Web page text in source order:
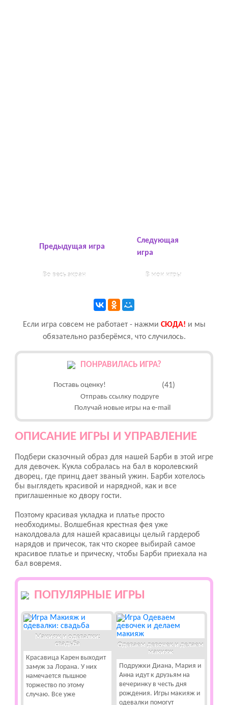
Предыдущая игра
Во весь экран В мои игры
Следующая
игра
Если игра совсем не работает - нажми CЮДА! и мы
обязательно разберёмся, что случилось.
ПОНРАВИЛАСЬ ИГРА?
Поставь оценку! (41)
Отправь ссылку подруге
Получай новые игры на e-mail
ОПИСАНИЕ ИГРЫ И УПРАВЛЕНИЕ
Подбери сказочный образ для нашей Барби в этой игре
для девочек. Кукла собралась на бал в королевский
дворец, где принц дает званый ужин. Барби хотелось
бы выглядеть красивой и нарядной, как и все
приглашенные ко двору гости.
Поэтому красивая укладка и платье просто
необходимы. Волшебная крестная фея уже
наколдовала для нашей красавицы целый гардероб
нарядов и причесок, так что скорее выбирай самое
красивое платье и прическу, чтобы Барби приехала на
бал вовремя.
ПОПУЛЯРНЫЕ ИГРЫ
Макияж и одевалки:
свадьба
Красавица Карен выходит
замуж за Лорана. У них
намечается пышное
торжество по этому
случаю. Все уже
Одеваем девочек и делаем
макияж
Подружки Диана, Мария и
Анна идут к друзьям на
вечеринку в честь дня
рождения. Игры макияж и
одевалки помогут